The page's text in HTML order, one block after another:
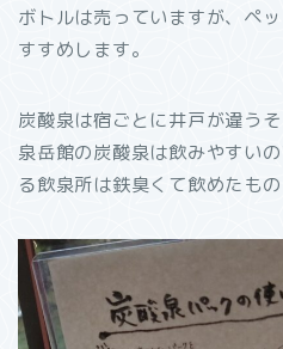
ボトルは売っていますが、ペ
すすめします。
炭酸泉は宿ごとに井戸が違う
泉岳館の炭酸泉は飲みやすい
る飲泉所は鉄臭くて飲めたも